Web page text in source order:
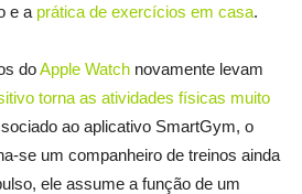
e a prática de exercícios em casa.
doApple Watch novamente levam
torna as atividades físicas muito
ao aplicativo SmartGym, o
se um companheiro de treinos ainda
ele assume a função de um